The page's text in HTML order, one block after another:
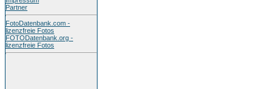
Partner
FotoDatenbank.com -
lizenzfreie Fotos
FOTODatenbank.org -
lizenzfreie Fotos